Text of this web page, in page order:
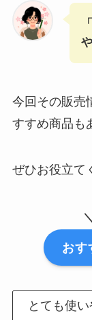
「
や
今回その販売
すすめ商品も
ぜひお役立て
おす
とても使い